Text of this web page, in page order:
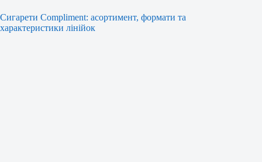
Сигарети Compliment: асортимент, формати та
характеристики лінійок